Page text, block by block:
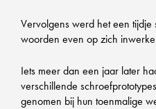
Vervolgens werd het een tijdje
woorden even op zich
Iets meer dan een jaar later
verschillende
genomen bij hun toenmalige